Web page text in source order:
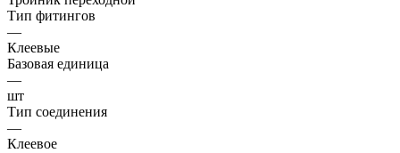
Тип фитингов
—
Клеевые
Базовая единица
—
шт
Тип соединения
—
Клеевое